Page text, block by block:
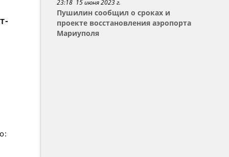
23:18 15 июня 2023 г.
Пушилин сообщил о сроках и
проекте восстановления аэропорта
Мариуполя